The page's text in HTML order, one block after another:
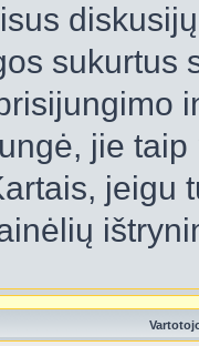
sukurtus
jie
jeigu